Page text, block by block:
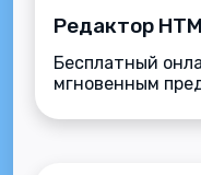
Редактор
Бесплатный
мгновенным